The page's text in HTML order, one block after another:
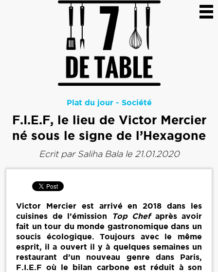
Plat du jour- Société
F.I.E.F, le lieu de Victor Mercier
né sous le signe de l’Hexagone
Ecrit par Saliha Balale 21.01.2020
Victor Mercier est arrivé en 2018 dans les
cuisines de l’émission
Top Chefaprès avoir
fait un tour du monde gastronomique dans un
soucis écologique. Toujours avec le même
esprit, il a ouvert il y à quelques semaines un
restaurant d’un nouveau genre dans Paris,
F.I.E.F où le bilan carbone est réduit à son